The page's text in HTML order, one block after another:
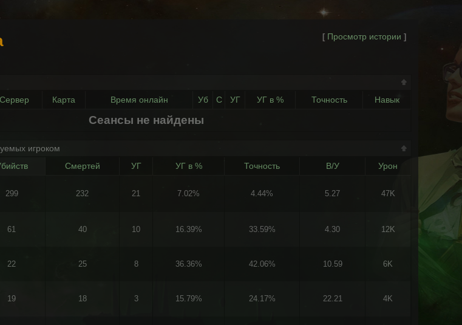
[ Просмотр истории ]
Сервер Карта Время онлайн Уб С УГ УГ в % Точность Навык
Сеансы не найдены
игроком
Смертей УГ УГ в % Точность В/У Урон
299 232 21 7.02% 4.44% 5.27 47K
61 40 10 16.39% 33.59% 4.30 12K
22 25 8 36.36% 42.06% 10.59 6K
19 18 3 15.79% 24.17% 22.21 4K